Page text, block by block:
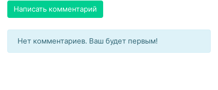
Написать комментарий
Нет комментариев. Ваш будет первым!